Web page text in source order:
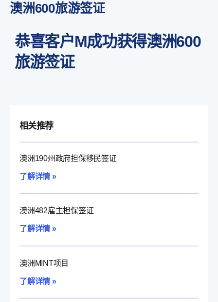
澳洲600旅游签证
恭喜客户M成功获得澳洲600
旅游签证
相关推荐
澳洲190州政府担保移民签证
了解详情 »
澳洲482雇主担保签证
了解详情 »
澳洲MINT项目
了解详情 »